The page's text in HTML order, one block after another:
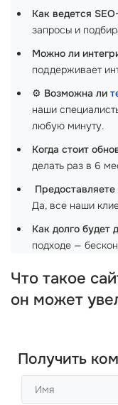
Как ведется
запросы и
Можно ли
поддерживает
⚙️ Возможна ли
наши
любую минуту.
Когда стоит
делать раз в 6
Да, все наши
Как долго будет
подходе —
Что такое
он может
Получить